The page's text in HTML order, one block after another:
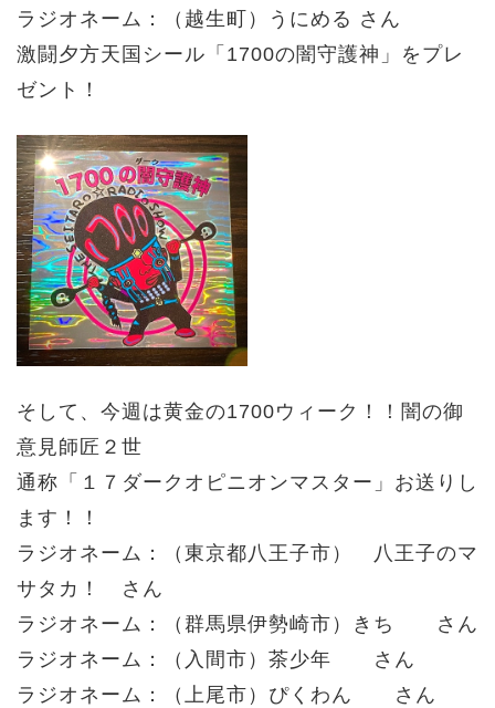
ラジオネーム：（越生町） うにめる さん
激闘夕方天国シール「1700の闇守護神」をプレ
ゼント！
そして、今週は黄金の1700ウィーク！！闇の御
意見師匠２世
通称「１７ダークオピニオンマスター」お送りし
ます！！
ラジオネーム：
（ 東京都八王子市 ） 八王子のマ
サタカ！
さん
ラジオネーム：（群馬県伊勢崎市） きち
さん
ラジオネーム：（入間市） 茶少年 さん
ラジオネーム：（上尾市）ぴくわん さん